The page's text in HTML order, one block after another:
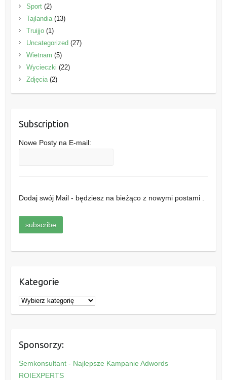
Sport(2)
Tajlandia(13)
Truijjo(1)
Uncategorized(27)
Wietnam (5)
Wycieczki (22)
Zdjęcia(2)
Subscription
Nowe Posty na E-mail:
Dodaj swój Mail - będziesz na bieżąco z nowymi postami .
Kategorie
K
a
g
o
r
Sponsorzy:
Semkonsultant - Najlepsze Kampanie Adwords
ROIEXPERTS